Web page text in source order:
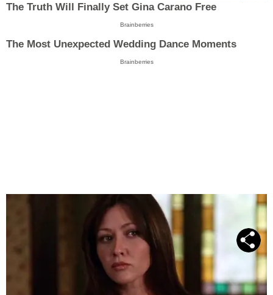
The Truth Will Finally Set Gina Carano Free
Brainberries
The Most Unexpected Wedding Dance Moments
Brainberries